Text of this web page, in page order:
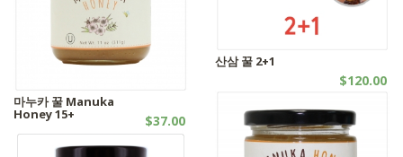
산삼 꿀 2+1
$120.00
마누카 꿀 Manuka
Honey 15+ $37.00
꿀제품